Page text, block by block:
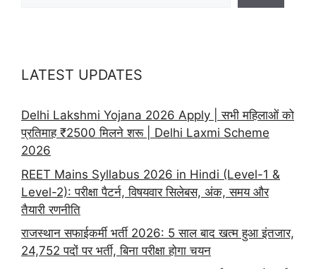
LATEST UPDATES
Delhi Lakshmi Yojana 2026 Apply | सभी महिलाओं को
प्रतिमाह ₹2500 मिलने शरू | Delhi Laxmi Scheme
2026
REET Mains Syllabus 2026 in Hindi (Level-1 &
Level-2): परीक्षा पैटर्न, विषयवार सिलेबस, अंक, समय और
तैयारी रणनीति
राजस्थान सफाईकर्मी भर्ती 2026: 5 साल बाद खत्म हुआ इंतजार,
24,752 पदों पर भर्ती, बिना परीक्षा होगा चयन